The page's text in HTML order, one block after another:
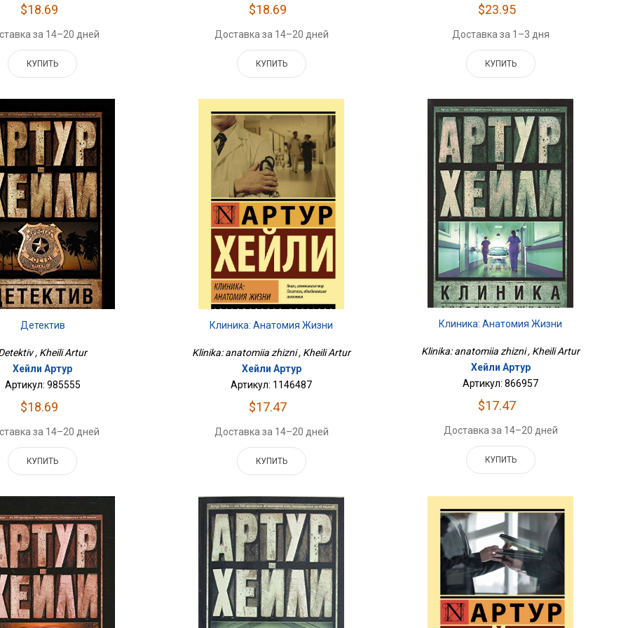
$18.69
за 14–20 дней
КУПИТЬ
$18.69
Доставка за 14–20 дней
КУПИТЬ
$23.95
Доставка за 1–3 дня
КУПИТЬ
Детектив
, Kheili Artur
Хейли Артур
Артикул: 985555
$18.69
за 14–20 дней
КУПИТЬ
Клиника: Анатомия Жизни
Klinika: anatomiia zhizni , Kheili Artur
Хейли Артур
Артикул: 1146487
$17.47
Доставка за 14–20 дней
КУПИТЬ
Клиника: Анатомия Жизни
Klinika: anatomiia zhizni , Kheili Artur
Хейли Артур
Артикул: 866957
$17.47
Доставка за 14–20 дней
КУПИТЬ